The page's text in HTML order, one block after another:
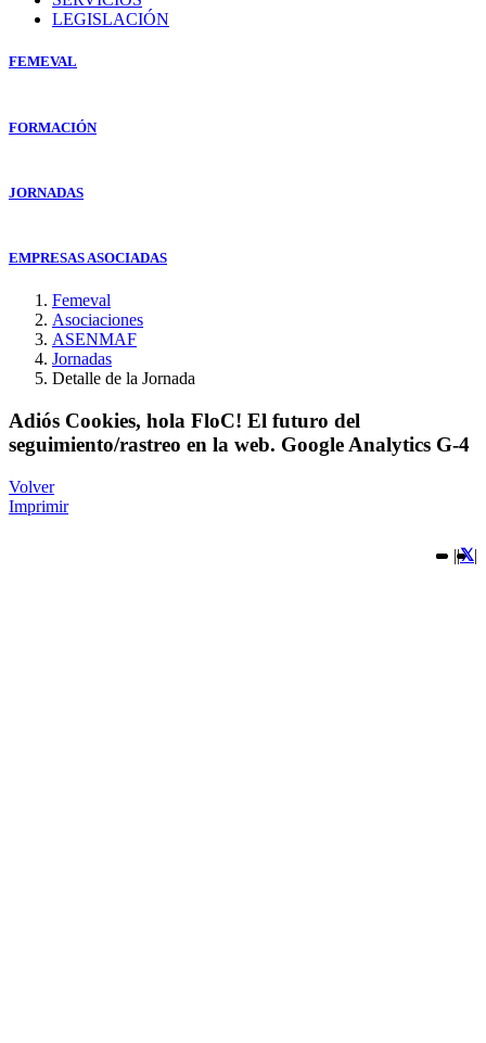
LEGISLACIÓN
FEMEVAL
FORMACIÓN
JORNADAS
EMPRESAS ASOCIADAS
Femeval
Asociaciones
ASENMAF
Jornadas
Detalle de la Jornada
Adiós Cookies, hola FloC! El futuro del
seguimiento/rastreo en la web. Google Analytics G-4
Volver
Imprimir
|| |